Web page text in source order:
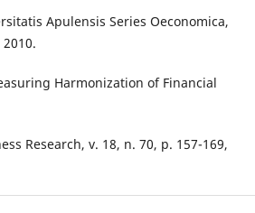
Apulensis Series Oeconomica,
Harmonization of Financial
Research, v. 18, n. 70, p. 157-169,